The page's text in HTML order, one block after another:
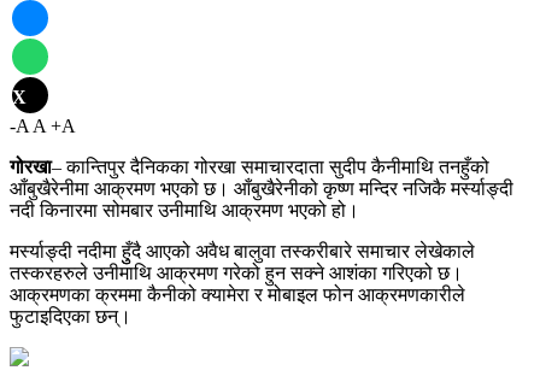
X
-A A +A
गोरखा– कान्तिपुर दैनिकका गोरखा समाचारदाता सुदीप कैनीमाथि तनहुँको
आँबुखैरेनीमा आक्रमण भएको छ। आँबुखैरेनीको कृष्ण मन्दिर नजिकै मर्स्याङ्दी
नदी किनारमा सोमबार उनीमाथि आक्रमण भएको हो।
मर्स्याङ्दी नदीमा हुुँदै आएको अवैध बालुवा तस्करीबारे समाचार लेखेकाले
तस्करहरुले उनीमाथि आक्रमण गरेको हुन सक्ने आशंका गरिएको छ।
आक्रमणका क्रममा कैनीको क्यामेरा र मोबाइल फोन आक्रमणकारीले
फुटाइदिएका छन्।